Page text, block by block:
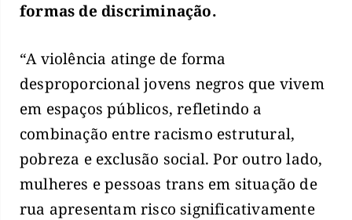
formas de discriminação.
“A violência atinge de forma
desproporcional jovens negros que vivem
em espaços públicos, refletindo a
combinação entre racismo estrutural,
pobreza e exclusão social. Por outro lado,
mulheres e pessoas trans em situação de
rua apresentam risco significativamente